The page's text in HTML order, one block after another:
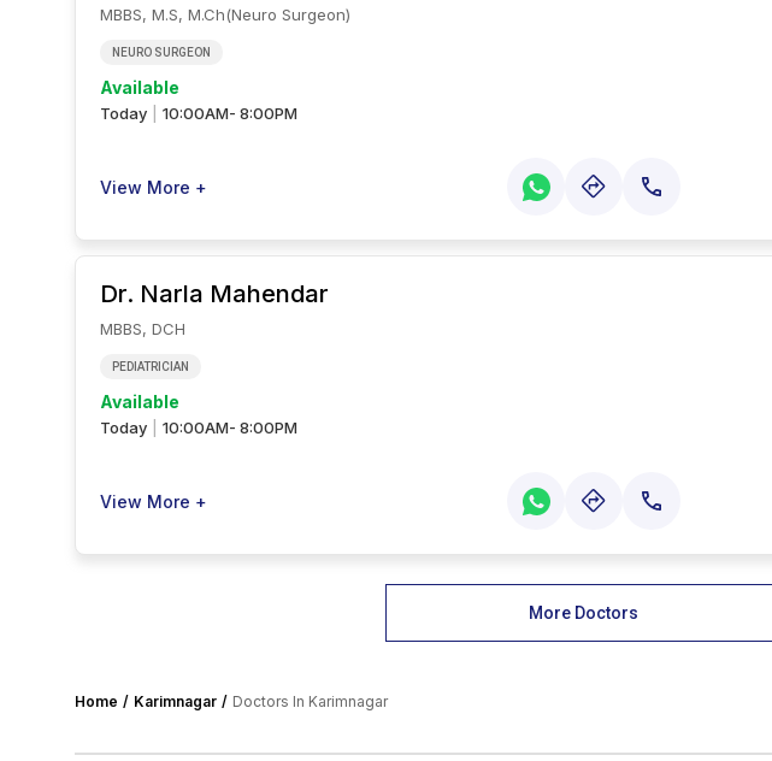
MBBS, M.S, M.Ch(Neuro Surgeon)
NEURO SURGEON
Available
Today 10:00AM- 8:00PM
View More +
Dr. Narla Mahendar
MBBS, DCH
PEDIATRICIAN
Available
Today 10:00AM- 8:00PM
View More +
More Doctors
Home Karimnagar Doctors In Karimnagar